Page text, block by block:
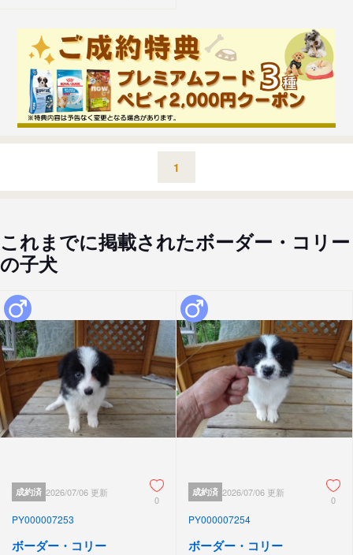
1
これまでに掲載されたボーダー・コリー
の子犬
成約済 2026/07/06 更新
0
PY000007253
ボーダー・コリー
成約済 2026/07/06 更新
0
PY000007254
ボーダー・コリー